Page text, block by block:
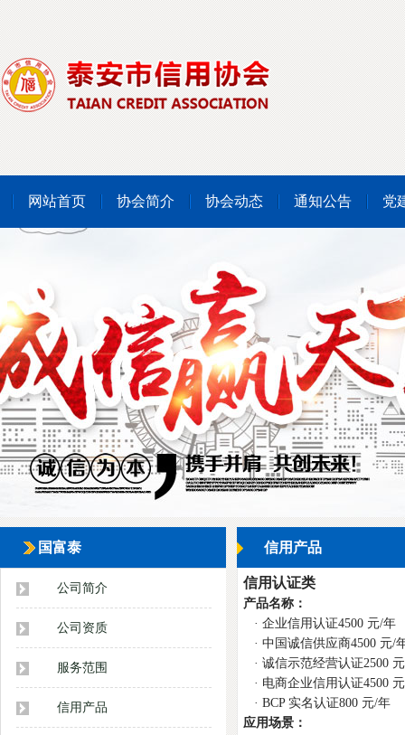
网站首页 协会简介 协会动态 通知公告 党
国富泰
公司简介
公司资质
服务范围
信用产品
信用产品
信用认证类
产品名称：
· 企业信用认证4500 元/年
· 中国诚信供应商4500 元/
· 诚信示范经营认证2500
· 电商企业信用认证4500
· BCP 实名认证800 元/年
应用场景：